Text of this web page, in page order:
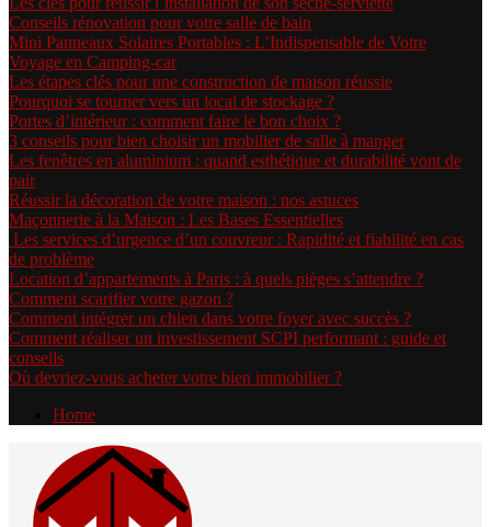
Conseils rénovation pour votre salle de bain
Mini Panneaux Solaires Portables : L’Indispensable de Votre
Voyage en Camping-car
Les étapes clés pour une construction de maison réussie
Pourquoi se tourner vers un local de stockage ?
Portes d’intérieur : comment faire le bon choix ?
3 conseils pour bien choisir un mobilier de salle à manger
Les fenêtres en aluminium : quand esthétique et durabilité vont de
pair
Réussir la décoration de votre maison : nos astuces
Maçonnerie à la Maison : Les Bases Essentielles
Les services d’urgence d’un couvreur : Rapidité et fiabilité en cas
de problème
Location d’appartements à Paris : à quels pièges s’attendre ?
Comment scarifier votre gazon ?
Comment intégrer un chien dans votre foyer avec succès ?
Comment réaliser un investissement SCPI performant : guide et
conseils
Où devriez-vous acheter votre bien immobilier ?
Home